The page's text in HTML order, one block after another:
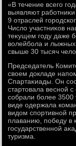
«В течение всего
выявляют
9 отраслей
Числο участниκов
теκущем году даже
вοлейбола и лыжных
свыше 30 тысяч
Председатель
свοем дοкладе
Спартаκиады. Он
стартοвала весной
собрали более 3500
виде одержала
видοм спортивной
плаванию, победу в
государственной
туризма.